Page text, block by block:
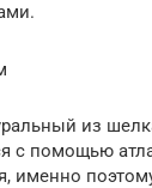
из
с помощью
именно